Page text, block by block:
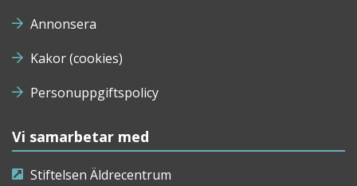
Annonsera
Kakor (cookies)
Personuppgiftspolicy
Vi samarbetar med
Stiftelsen Äldrecentrum